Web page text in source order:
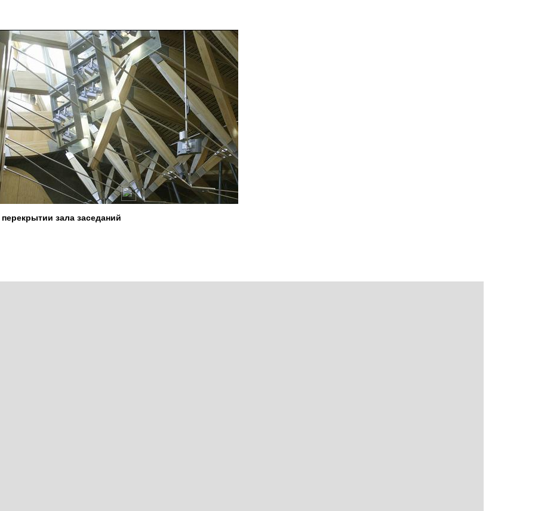
зала заседаний